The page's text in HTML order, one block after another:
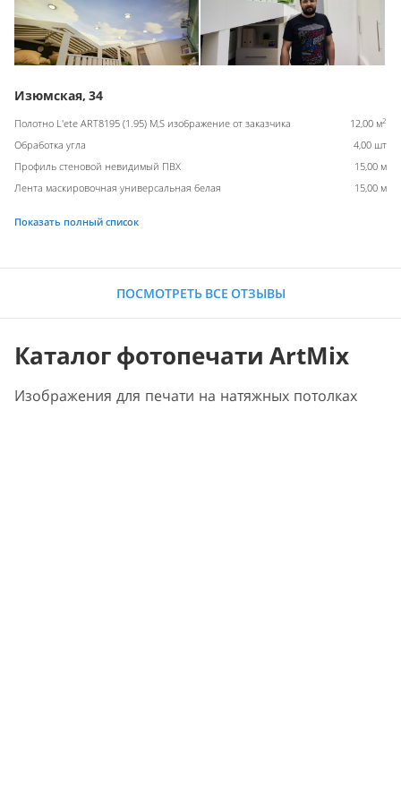
Изюмская, 34
Полотно L'ete ART8195 (1.95) M,S изображение от заказчика 12,00 м2
Обработка угла
4,00 шт
Профиль стеновой невидимый ПВХ
15,00 м
Лента маскировочная универсальная белая
15,00 м
Показать полный список
ПОСМОТРЕТЬ ВСЕ ОТЗЫВЫ
Каталог фотопечати ArtMix
Изображения для печати на натяжных потолках